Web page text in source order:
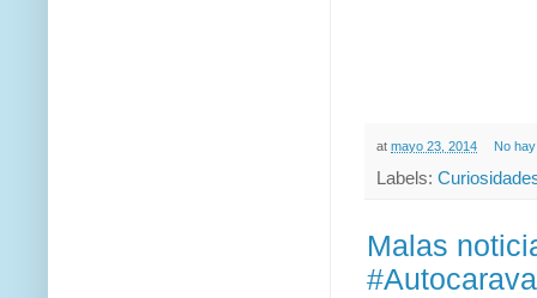
at mayo 23, 2014 No
Labels:
Malas